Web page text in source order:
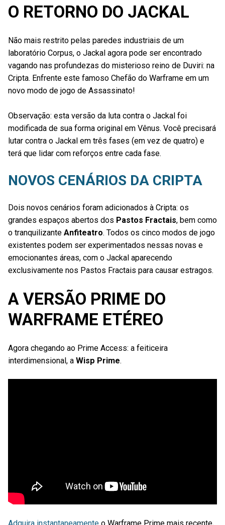
O RETORNO DO JACKAL
Não mais restrito pelas paredes industriais de um
laboratório Corpus, o Jackal agora pode ser encontrado
vagando nas profundezas do misterioso reino de Duviri: na
Cripta. Enfrente este famoso Chefão do Warframe em um
novo modo de jogo de Assassinato!
Observação: esta versão da luta contra o Jackal foi
modificada de sua forma original em Vênus. Você precisará
lutar contra o Jackal em três fases (em vez de quatro) e
terá que lidar com reforços entre cada fase.
NOVOS CENÁRIOS DA CRIPTA
Dois novos cenários foram adicionados à Cripta: os
grandes espaços abertos dos Pastos Fractais, bem como
o tranquilizante Anfiteatro. Todos os cinco modos de jogo
existentes podem ser experimentados nessas novas e
emocionantes áreas, com o Jackal aparecendo
exclusivamente nos Pastos Fractais para causar estragos.
A VERSÃO PRIME DO
WARFRAME ETÉREO
Agora chegando ao Prime Access: a feiticeira
interdimensional, a Wisp Prime.
Adquira instantaneamente o Warframe Prime mais recente,